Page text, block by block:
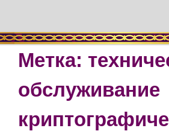
Метка:
обслуживание